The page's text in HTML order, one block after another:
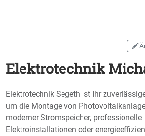
Elektrotechnik
Elektrotechnik Segeth ist Ihr
um die Montage von
moderner Stromspeicher, professionelle
Elektroinstallationen oder